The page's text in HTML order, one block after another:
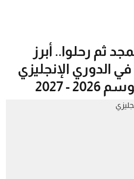
ثم رحلوا.. أبرز
في الدوري الإنجليزي
- 2027